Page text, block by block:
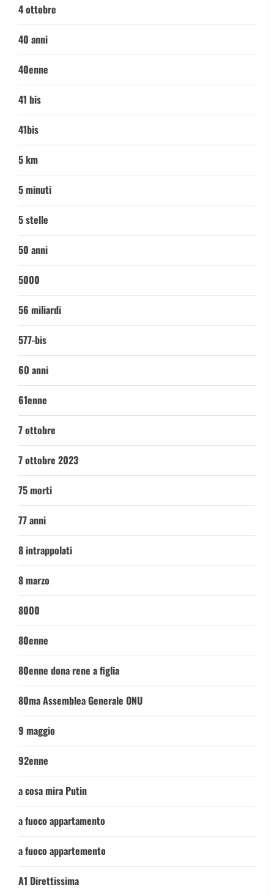
4 ottobre
40 anni
40enne
41 bis
41bis
5 km
5 minuti
5 stelle
50 anni
5000
56 miliardi
577-bis
60 anni
61enne
7 ottobre
7 ottobre 2023
75 morti
77 anni
8 intrappolati
8 marzo
8000
80enne
80enne dona rene a figlia
80ma Assemblea Generale ONU
9 maggio
92enne
a cosa mira Putin
a fuoco appartamento
a fuoco appartemento
A1 Direttissima